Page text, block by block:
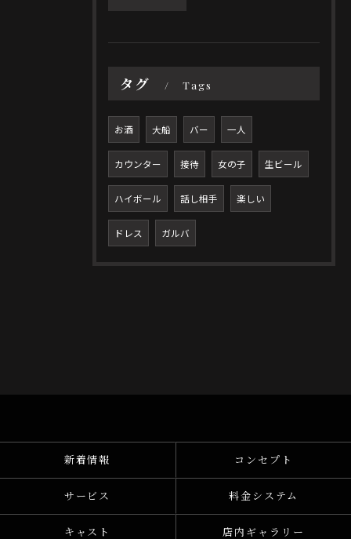
タグ Tags
お酒 大船 バー 一人
カウンター 接待 女の子 生ビール
ハイボール 話し相手 楽しい
ドレス ガルバ
新着情報 コンセプト
サービス 料金システム
キャスト 店内ギャラリー